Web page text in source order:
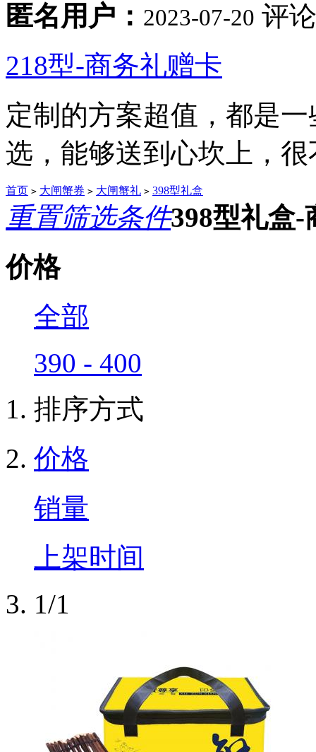
匿名用户： 2023-07-20 评
218型-商务礼赠卡
定制的方案超值，都是
选，能够送到心坎上，很
首页 > 大闸蟹券 > 大闸蟹礼 > 398型礼盒
重置筛选条件398型礼盒-
价格
全部
390 - 400
排序方式
价格
销量
上架时间
1/1